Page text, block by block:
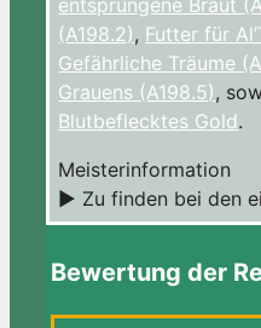
(A198.2), Futter für
Gefährliche Träume
Grauens (A198.5),
Blutbeflecktes Gold.
Meisterinformation
► Zu finden bei den
Bewertung der